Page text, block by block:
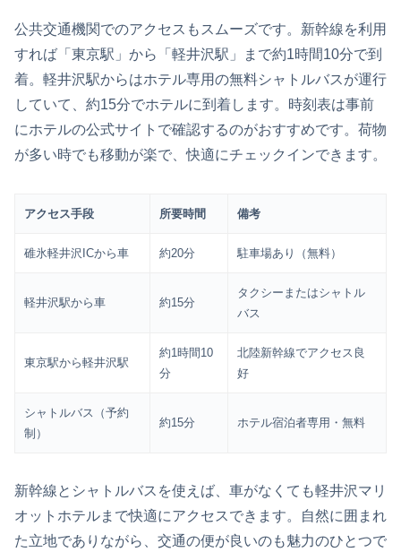
公共交通機関でのアクセスもスムーズです。新幹線を利用
すれば「東京駅」から「軽井沢駅」まで約1時間10分で到
着。軽井沢駅からはホテル専用の無料シャトルバスが運行
していて、約15分でホテルに到着します。時刻表は事前
にホテルの公式サイトで確認するのがおすすめです。荷物
が多い時でも移動が楽で、快適にチェックインできます。
アクセス手段 所要時間 備考
碓氷軽井沢ICから車 約20分 駐車場あり（無料）
軽井沢駅から車 約15分
タクシーまたはシャトル
バス
東京駅から軽井沢駅
約1時間10
分
北陸新幹線でアクセス良
好
シャトルバス（予約
制）
約15分 ホテル宿泊者専用・無料
新幹線とシャトルバスを使えば、車がなくても軽井沢マリ
オットホテルまで快適にアクセスできます。自然に囲まれ
た立地でありながら、交通の便が良いのも魅力のひとつで